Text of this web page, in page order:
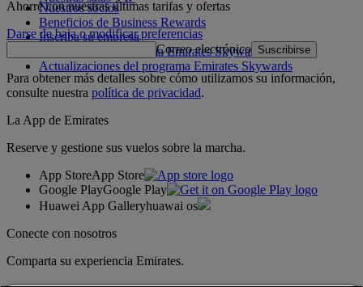
Nuestros socios
Beneficios de Business Rewards
Inscriba su empresa
Normativa del programa Emirates Skywards
Actualizaciones del programa Emirates Skywards
Ahorre con nuestras últimas tarifas y ofertas
Darse de baja o modificar preferencias
Correo electrónico Suscribirse
Para obtener más detalles sobre cómo utilizamos su información,
consulte nuestra política de privacidad.
La App de Emirates
Reserve y gestione sus vuelos sobre la marcha.
App StoreApp Store
Google PlayGoogle Play
Huawei App Galleryhuawai os
Conecte con nosotros
Comparta su experiencia Emirates.